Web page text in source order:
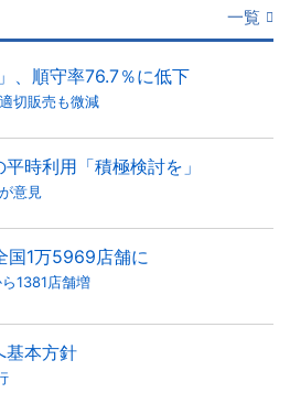
一覧
、順守率76.7％に低下
切販売も微減
時利用「積極検討を」
意見
国1万5969店舗に
1381店舗増
基本方針